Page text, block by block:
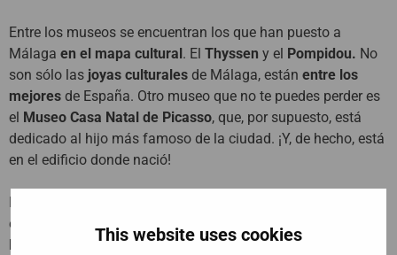
This website uses cookies
Entre los museos se encuentran los que han puesto a
Málaga en el mapa cultural. El Thyssen y el Pompidou. No
son sólo las joyas culturales de Málaga, están entre los
mejores de España. Otro museo que no te puedes perder es
el Museo Casa Natal de Picasso, que, por supuesto, está
dedicado al hijo más famoso de la ciudad. ¡Y, de hecho, está
en el edificio donde nació!
Los demás museos de la lista también son todos
excelentes. A nosotros nos gustan especialmente el
Ruso
MIMMA, Museo Interactivo de la Música, pero